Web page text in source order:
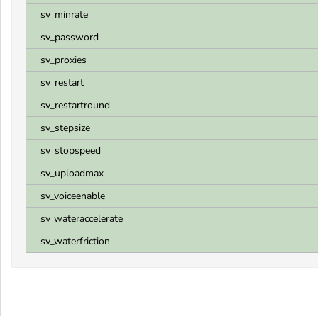
sv_minrate
sv_password
sv_proxies
sv_restart
sv_restartround
sv_stepsize
sv_stopspeed
sv_uploadmax
sv_voiceenable
sv_wateraccelerate
sv_waterfriction